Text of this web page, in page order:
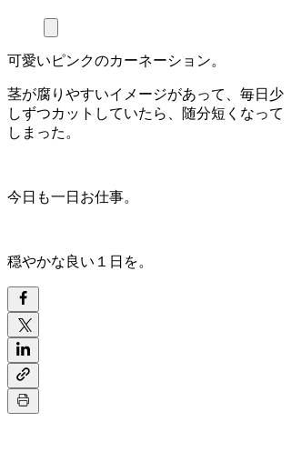
可愛いピンクのカーネーション。
茎が腐りやすいイメージがあって、毎日少
しずつカットしていたら、随分短くなって
しまった。
今日も一日お仕事。
穏やかな良い１日を。